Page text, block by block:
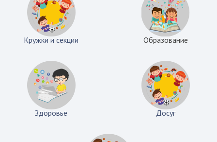
Кружки и секции Образование
Здоровье Досуг